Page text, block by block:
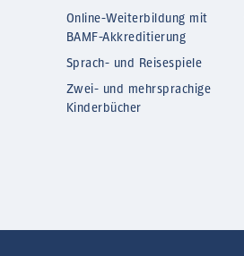
Online-Weiterbildung mit
BAMF-Akkreditierung
Sprach- und Reisespiele
Zwei- und mehrsprachige
Kinderbücher